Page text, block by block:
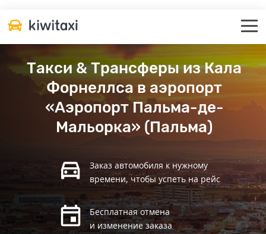
Такси & Трансферы из Кала
Форнеллса в аэропорт
«Аэропорт Пальма-де-
Мальорка» (Пальма)
Заказ автомобиля к нужному
времени, чтобы успеть на рейс
Бесплатная отмена
и изменение заказа